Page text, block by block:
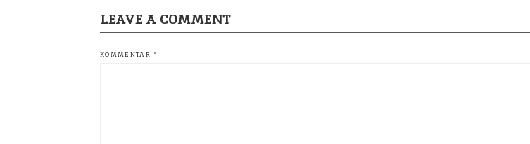
LEAVE A COMMENT
KOMMENTAR *